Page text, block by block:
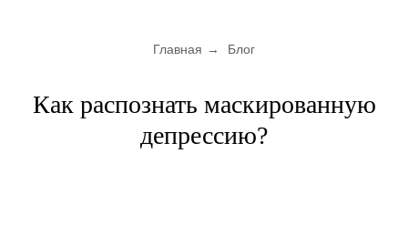
Главная → Блог
Как распознать маскированную
депрессию?